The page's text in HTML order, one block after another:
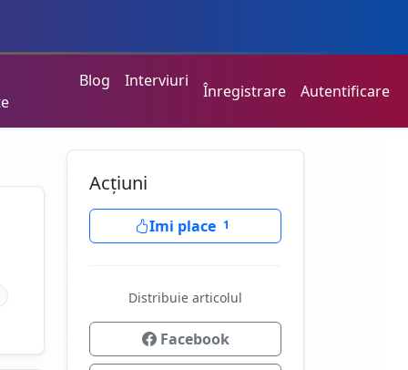
Blog Interviuri
Înregistrare Autentificare
Acțiuni
Imi place 1
Distribuie articolul
Facebook